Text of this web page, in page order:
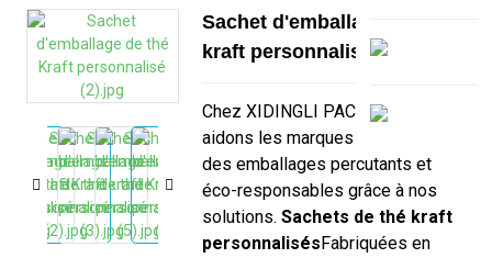
Sachet d'emballage de thé
kraft personnalisé
Chez XIDINGLI PACK, nous
aidons les marques de thé à créer
des emballages percutants et
éco-responsables grâce à nos
solutions. Sachets de thé kraft
personnalisésFabriquées en